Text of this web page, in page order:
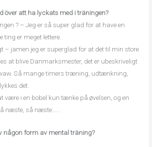
över att ha lyckats med i träningen?
? – Jeg er så super glad for at have en
er meget lettere.
– jamen jeg er superglad for at det til min store
at blive Danmarksmester, det er ubeskriveligt
Så mange timers træning, udtænkning,
det.
være i en bobel kun tænke på øvelsen, og en
næste, så næste……
någon form av mental träning?